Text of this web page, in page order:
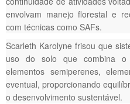
envolvam manejo florestal e
com técnicas como SAFs.
Scarleth Karolyne frisou que
uso do solo que combina o
elementos semiperenes,
eventual, proporcionando
o desenvolvimento sustentável.